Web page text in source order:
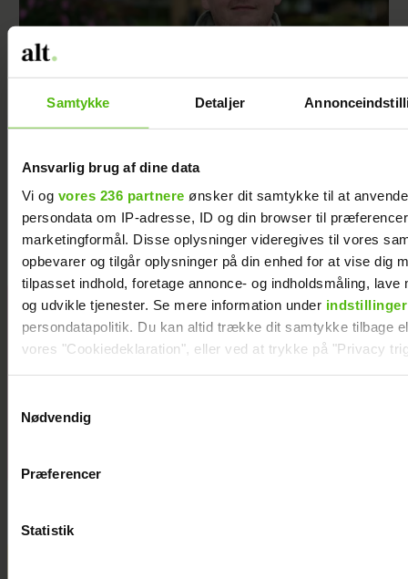
Samtykke Detaljer
Ansvarlig brug af dine data
Vi og vores 236 partnere ønsker dit samtykke til at
persondata om IP-adresse, ID og din browser til
marketingformål. Disse oplysninger videregives til vores
opbevarer og tilgår oplysninger på din enhed for at vise dig
tilpasset indhold, foretage annonce- og indholdsmåling, lave
og udvikle tjenester. Se mere information under indstillinger
persondatapolitik. Du kan altid trække dit samtykke tilbage
vores "Cookiedeklaration", eller ved at trykke på "Privacy
Vi anvender egne cookies og cookies fra tredjeparter til at
generere statistik og huske dine præferencer samt til brug
Nødvendig
Præferencer
Statistik
nyresvigt
Natasha Brock
mødte sin
mand på
Skanderborg